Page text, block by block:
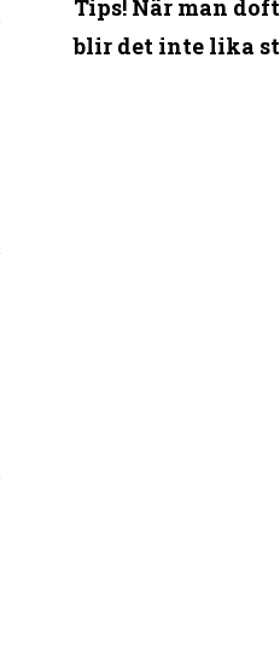
Tips! När man
blir det inte lika